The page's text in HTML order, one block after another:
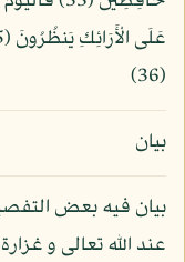
(36)
بيان
بيان فيه بعض
عند الله تعالى و